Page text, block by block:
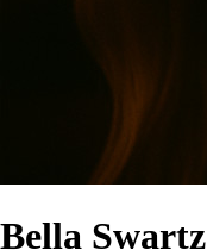
Bella Swartz